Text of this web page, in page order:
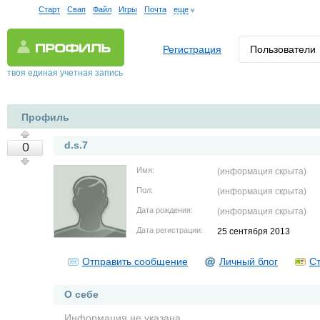
Старт Свап Файл Игры Почта еще
твоя единая учетная запись
Регистрация Пользователи
Профиль
0 d.s.7
Имя: (информация скрыта)
Пол: (информация скрыта)
Дата рождения: (информация скрыта)
Дата регистрации: 25 сентября 2013
Отправить сообщение Личный блог
О себе